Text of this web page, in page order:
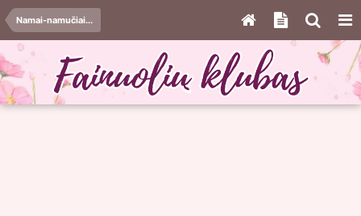
Namai-namučiai...